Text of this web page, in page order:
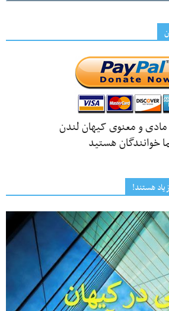
مادی و معنوی کیهان لندن
خوانندگان هستید
زیاد هستند!